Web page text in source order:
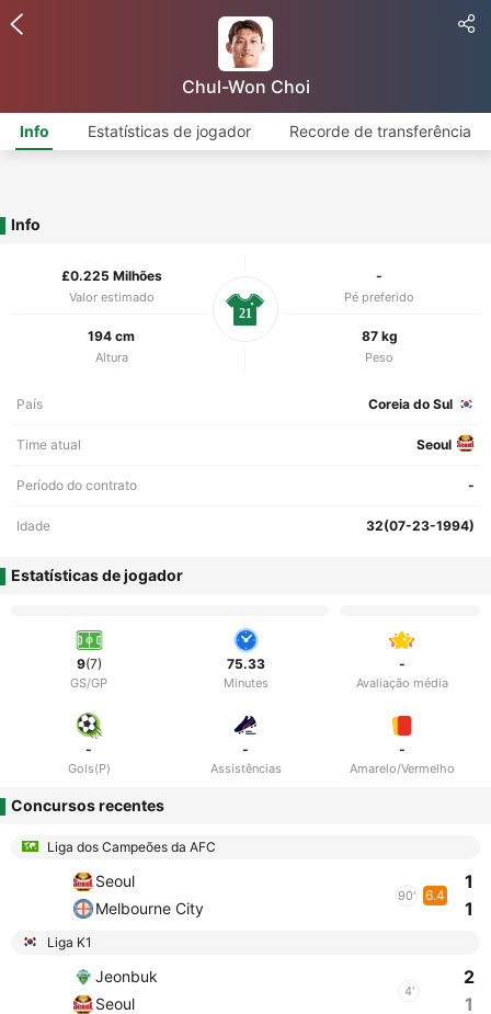
Chul-Won Choi
Info Estatísticas de jogador Recorde de transferência
Info
£0.225 Milhões
Valor estimado
-
Pé preferido
194 cm
Altura
87 kg
Peso
21
País Coreia do Sul
Time atual Seoul
Período do contrato -
Idade 32(07-23-1994)
Estatísticas de jogador
9(7)
GS/GP
75.33
Minutes
-
Avaliação média
-
Gols(P)
-
Assistências
-
Amarelo/Vermelho
Concursos recentes
Liga dos Campeões da AFC
Seoul
Melbourne City
90' 6.4
1
1
Liga K1
Jeonbuk
Seoul
4'
2
1